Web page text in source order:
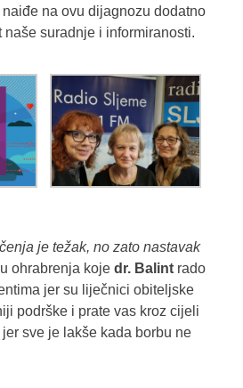
na ovu dijagnozu dodatno
naše suradnje i informiranosti.
je težak, no zato nastavak
ohrabrenja koje dr. Balint rado
jer su liječnici obiteljske
podrške i prate vas kroz cijeli
jer sve je lakše kada borbu ne